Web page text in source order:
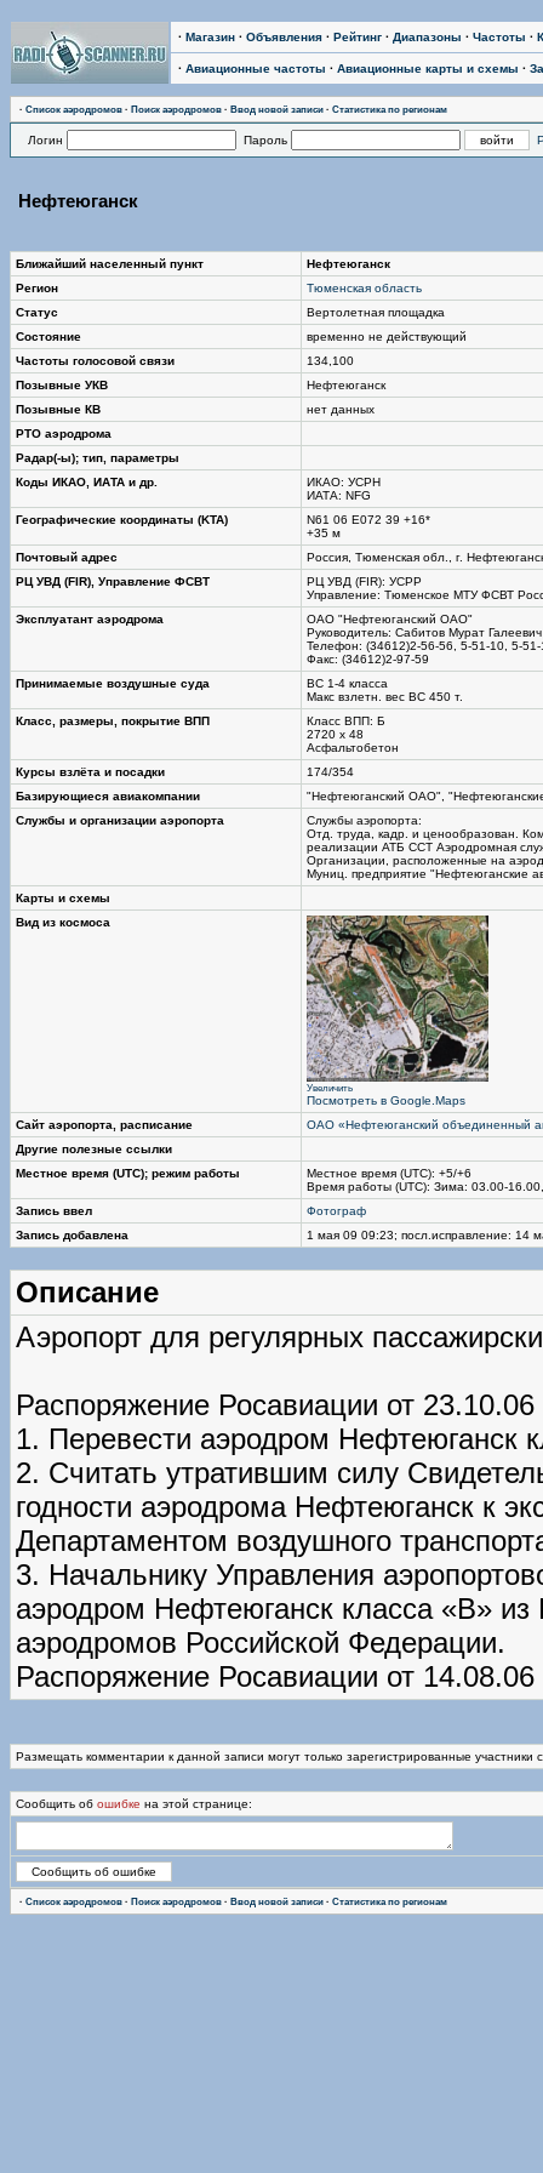
· Магазин · Объявления · Рейтинг · Диапазоны · Частоты ·
· Авиационные частоты · Авиационные карты и схемы ·
· Список аэродромов · Поиск аэродромов · Ввод новой записи · Статистика по регионам
Логин Пароль
Нефтеюганск
Ближайший населенный пункт
Нефтеюганск
Регион
Тюменская область
Статус
Вертолетная площадка
Состояние
временно не действующий
Частоты голосовой связи
134,100
Позывные УКВ
Нефтеюганск
Позывные КВ
нет данных
РТО аэродрома
Радар(-ы); тип, параметры
Коды ИКАО, ИАТА и др.
ИКАО: УСРН
ИАТА: NFG
Географические координаты (KTA)
N61 06 Е072 39 +16*
+35 м
Почтовый адрес
Россия, Тюменская обл., г.
РЦ УВД (FIR), Управление ФСВТ
РЦ УВД (FIR): УСРР
Управление: Тюменское МТУ ФСВТ
Эксплуатант аэродрома
ОАО "Нефтеюганский ОАО"
Руководитель: Сабитов Мурат Галеевич
Телефон: (34612)2-56-56, 5-51-10, 5-51-
Факс: (34612)2-97-59
Принимаемые воздушные суда
ВС 1-4 класса
Макс взлетн. вес ВС 450 т.
Класс, размеры, покрытие ВПП
Класс ВПП: Б
2720 х 48
Асфальтобетон
Курсы взлёта и посадки
174/354
Базирующиеся авиакомпании
"Нефтеюганский ОАО",
Службы и организации аэропорта
Службы аэропорта:
Отд. труда, кадр. и ценообразован.
реализации АТБ ССТ Аэродромная
Организации, расположенные на
Муниц. предприятие "Нефтеюганские
Карты и схемы
Вид из космоса
Увеличить
Посмотреть в Google.Maps
Сайт аэропорта, расписание
ОАО «Нефтеюганский объединенный
Другие полезные ссылки
Местное время (UTC); режим работы
Местное время (UTC): +5/+6
Время работы (UTC): Зима: 03.00-
Запись ввел
Фотограф
Запись добавлена
1 мая 09 09:23; посл.исправление: 14
Описание
Аэропорт для регулярных
Распоряжение Росавиации от
1. Перевести аэродром Нефтеюганск
2. Считать утратившим силу
годности аэродрома Нефтеюганск к
Департаментом воздушного
3. Начальнику Управления
аэродром Нефтеюганск класса «В» из
аэродромов Российской Федерации.
Распоряжение Росавиации от
Размещать комментарии к данной записи могут только зарегистрированные участники
Сообщить об ошибке на этой странице:
· Список аэродромов · Поиск аэродромов · Ввод новой записи · Статистика по регионам